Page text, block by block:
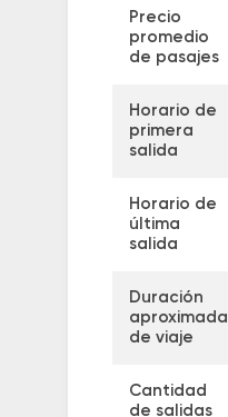
Precio
promedio
de pasajes
Horario de
primera
salida
Horario de
última
salida
Duración
aproximada
de viaje
Cantidad
de salidas